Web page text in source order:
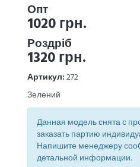
Опт
1020 грн.
Роздріб
1320 грн.
Артикул:272
Зелений
Данная модель снята с
заказать партию
Напишите менеджеру
детальной информации.